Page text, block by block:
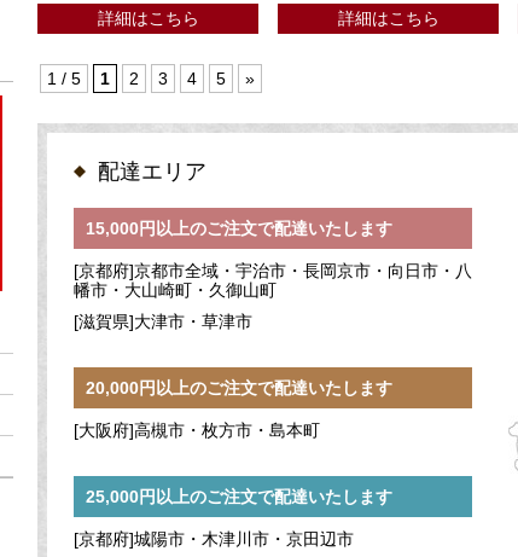
詳細はこちら 詳細はこちら
1 / 5 1 2 3 4 5 »
配達エリア
15,000円以上のご注文で配達いたします
[京都府]京都市全域・宇治市・長岡京市・向日市・八
幡市・大山崎町・久御山町
[滋賀県]大津市・草津市
20,000円以上のご注文で配達いたします
[大阪府]高槻市・枚方市・島本町
25,000円以上のご注文で配達いたします
[京都府]城陽市・木津川市・京田辺市